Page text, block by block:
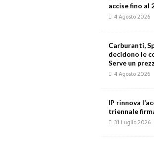
accise fino al
4 Agosto 2026
Carburanti,
decidono le
Serve un
4 Agosto 2026
IP rinnova
triennale
31 Luglio 2026